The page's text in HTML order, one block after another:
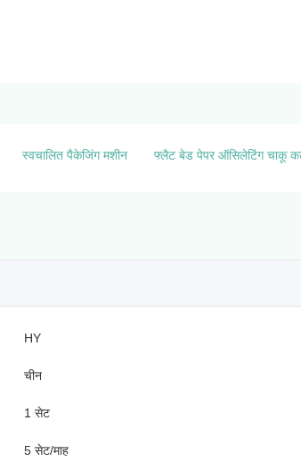
स्वचालित पैकेजिंग मशीन फ्लैट बेड पेपर ऑसिलेटिंग चाकू
HY
चीन
1 सेट
5 सेट/माह